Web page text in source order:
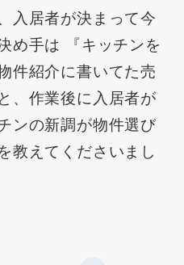
入居者が決まって今
め手は 『キッチンを
件紹介に書いてた売
、作業後に入居者が
ンの新調が物件選び
教えてくださいまし